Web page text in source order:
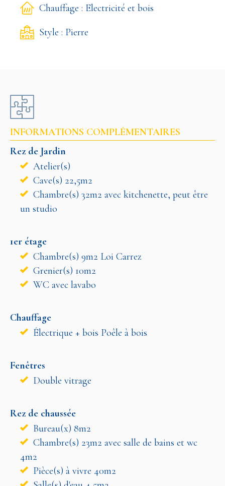
Chauffage : Electricité et bois
Style : Pierre
INFORMATIONS COMPLÉMENTAIRES
Rez de Jardin
Atelier(s)
Cave(s) 22,5m2
Chambre(s) 32m2 avec kitchenette, peut être
un studio
1er étage
Chambre(s) 9m2 Loi Carrez
Grenier(s) 10m2
WC avec lavabo
Chauffage
Électrique + bois Poêle à bois
Fenêtres
Double vitrage
Rez de chaussée
Bureau(x) 8m2
Chambre(s) 23m2 avec salle de bains et wc
4m2
Pièce(s) à vivre 40m2